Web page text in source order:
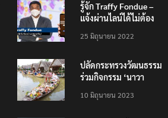
รู้จัก Traffy Fondue –
แจ้งผ่านไลน์ได้ไม่ต้อง
ทั่วไทย ไม่ใช่แค่ในกรุง
25 มิถุนายน 2022
ปลัดกระทรวงวัฒนธรรม
ร่วมกิจกรรม ‘นาวา
ตักบาตรทางน้ำ
10 มิถุนายน 2023